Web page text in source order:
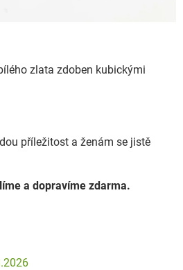
zlata zdoben kubickými
příležitost a ženám se jistě
a dopravíme zdarma.